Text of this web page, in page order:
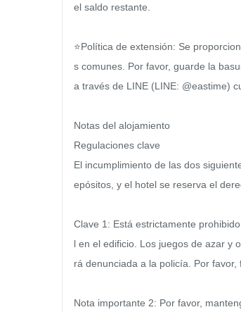
el saldo restante.
⭐️Política de extensión: Se
s comunes. Por favor, guarde la
a través de LINE (LINE: @eastime)
Notas del alojamiento
Regulaciones clave
El incumplimiento de las dos
epósitos, y el hotel se reserva el
Clave 1: Está estrictamente
l en el edificio. Los juegos de azar y
rá denunciada a la policía. Por favor,
Nota importante 2: Por favor,